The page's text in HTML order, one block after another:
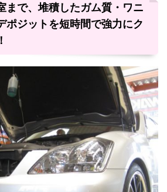
まで、堆積したガム質・ワニ
ポジットを短時間で強力にク